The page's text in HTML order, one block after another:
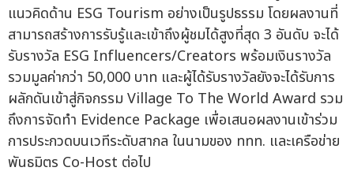
แนวคิดด้าน ESG Tourism อย่างเป็นรูปธรรม โดยผลงานที่
สามารถสร้างการรับรู้และเข้าถึงผู้ชมได้สูงที่สุด 3 อันดับ จะได้
รับรางวัล ESG Influencers/Creators พร้อมเงินรางวัล
รวมมูลค่ากว่า 50,000 บาท และผู้ได้รับรางวัลยังจะได้รับการ
ผลักดันเข้าสู่กิจกรรม Village To The World Award รวม
ถึงการจัดทำ Evidence Package เพื่อเสนอผลงานเข้าร่วม
การประกวดบนเวทีระดับสากล ในนามของ ททท. และเครือข่าย
พันธมิตร Co-Host ต่อไป